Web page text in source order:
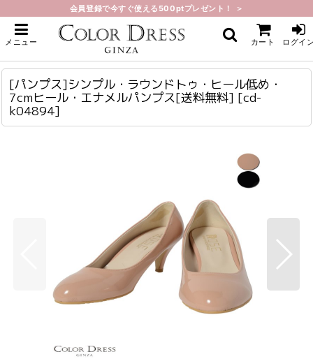
会員登録で今すぐ使える500ptプレゼント！ ＞
メニュー カート ログイ
ホーム > サンダル・パンプス・ブーツ
[パンプス]シンプル・ラウンドトゥ・ヒール低め・7cmヒール・エナメルパン
プス[送料無料]
[パンプス]シンプル・ラウンドトゥ・ヒール低め・
7cmヒール・エナメルパンプス[送料無料] [cd-
k04894]